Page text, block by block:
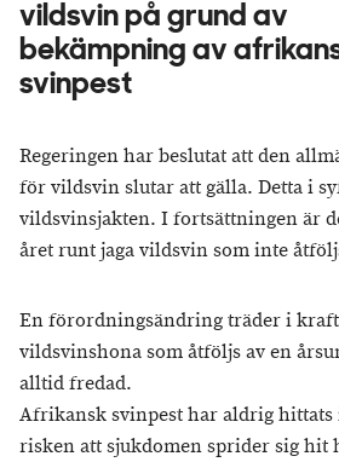
vildsvin på grund av
bekämpning av
svinpest
Regeringen har beslutat att den
för vildsvin slutar att gälla. Detta i
vildsvinsjakten. I fortsättningen är
året runt jaga vildsvin som inte
En förordningsändring träder i
vildsvinshona som åtföljs av en
alltid fredad.
Afrikansk svinpest har aldrig
risken att sjukdomen sprider sig hit